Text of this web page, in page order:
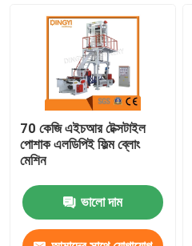
70 কেজি এইচআর টেক্সটাইল
পোশাক এলডিপিই ফিল্ম ব্লোং
মেশিন
ভালো দাম